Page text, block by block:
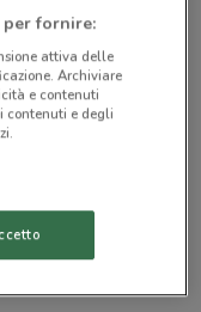
fornire:
attiva delle
Archiviare
e contenuti
contenuti e degli